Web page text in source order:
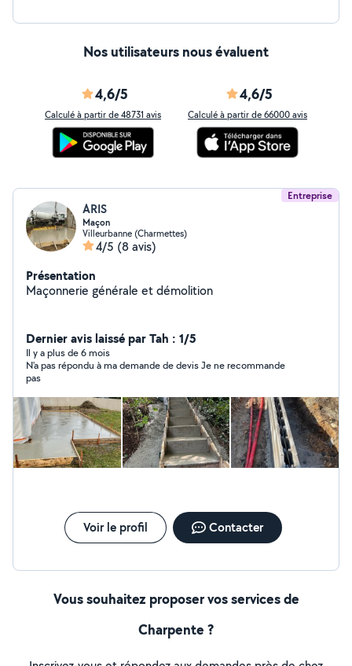
Nos utilisateurs nous évaluent
4,6/5
Calculé à partir de 48731 avis
4,6/5
Calculé à partir de 66000 avis
Entreprise
ARIS
Maçon
Villeurbanne (Charmettes)
4/5 (8 avis)
Présentation
Maçonnerie générale et démolition
Dernier avis laissé par Tah : 1/5
Il y a plus de 6 mois
N'a pas répondu à ma demande de devis Je ne recommande
pas
Voir le profil Contacter
Vous souhaitez proposer vos services de
Charpente ?